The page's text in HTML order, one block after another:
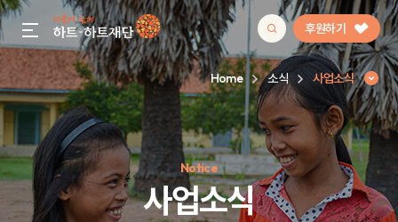
gnb menu open 후원하기
인기 키워드
#정기후원#하트플레이스#캠페인#팬덤후원
Home 소식 사업소식
Notice
사업소식